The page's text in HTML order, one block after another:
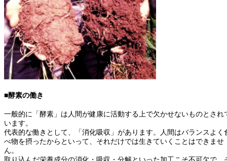
■酵素の働き
一般的に「酵素」は人間が健康に活動する上で欠かせないものとされ
います。
代表的な働きとして、「消化吸収」があります。人間はバランスよく
べ物を摂ったからといって、それだけでは生きていくことはできませ
ん。